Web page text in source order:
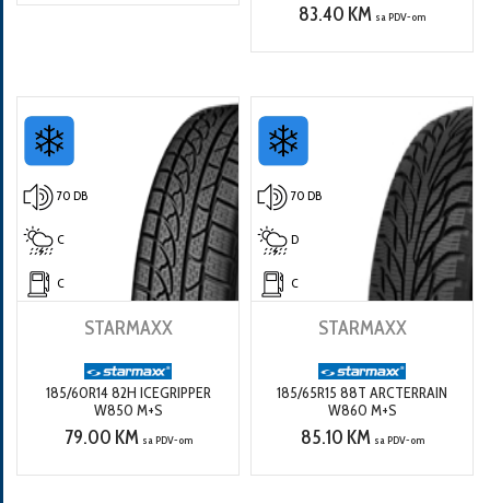
83.40 KM sa PDV-om
70 DB
C
C
STARMAXX
185/60R14 82H ICEGRIPPER
W850 M+S
79.00 KM sa PDV-om
70 DB
D
C
STARMAXX
185/65R15 88T ARCTERRAIN
W860 M+S
85.10 KM sa PDV-om